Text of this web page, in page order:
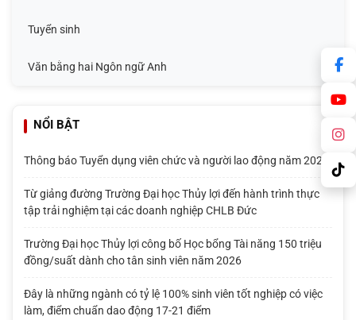
Tuyển sinh
Văn bằng hai Ngôn ngữ Anh
NỔI BẬT
Thông báo Tuyển dụng viên chức và người lao động năm 2026
Từ giảng đường Trường Đại học Thủy lợi đến hành trình thực
tập trải nghiệm tại các doanh nghiệp CHLB Đức
Trường Đại học Thủy lợi công bố Học bổng Tài năng 150 triệu
đồng/suất dành cho tân sinh viên năm 2026
Đây là những ngành có tỷ lệ 100% sinh viên tốt nghiệp có việc
làm, điểm chuẩn dao động 17-21 điểm